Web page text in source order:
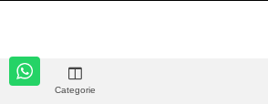
Categorie